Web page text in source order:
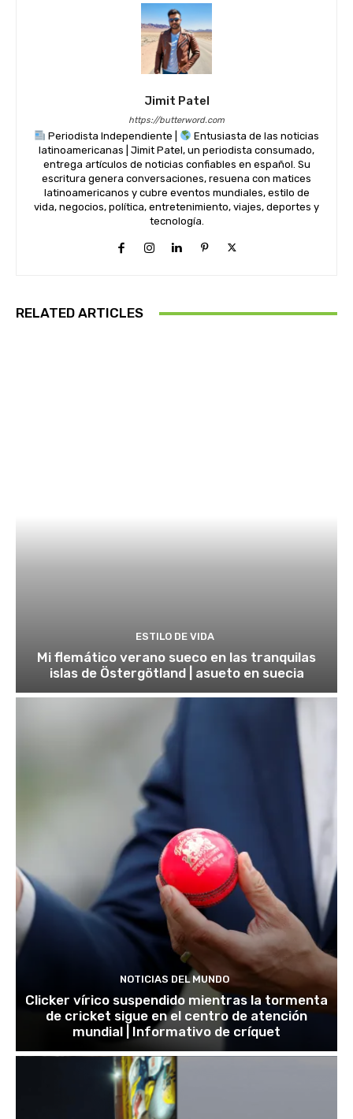
Jimit Patel
https://butterword.com
Periodista Independiente |
Entusiasta de las noticias
latinoamericanas | Jimit Patel, un periodista consumado,
entrega artículos de noticias confiables en español. Su
escritura genera conversaciones, resuena con matices
latinoamericanos y cubre eventos mundiales, estilo de
vida, negocios, política, entretenimiento, viajes, deportes y
tecnología.
RELATED ARTICLES
ESTILO DE VIDA
Mi flemático verano sueco en las tranquilas
islas de Östergötland | asueto en suecia
NOTICIAS DEL MUNDO
Clicker vírico suspendido mientras la tormenta
de cricket sigue en el centro de atención
mundial | Informativo de críquet